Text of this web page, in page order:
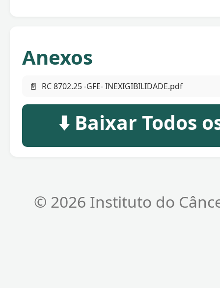
Anexos
📄 RC 8702.25 -GFE- INEXIGIBILIDADE.pdf
⬇️ Baixar Todos
© 2026 Instituto do